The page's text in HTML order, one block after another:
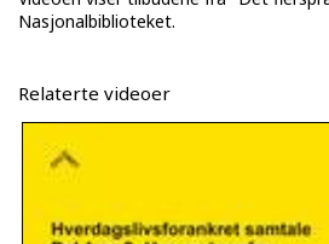
Nasjonalbiblioteket.
Relaterte videoer